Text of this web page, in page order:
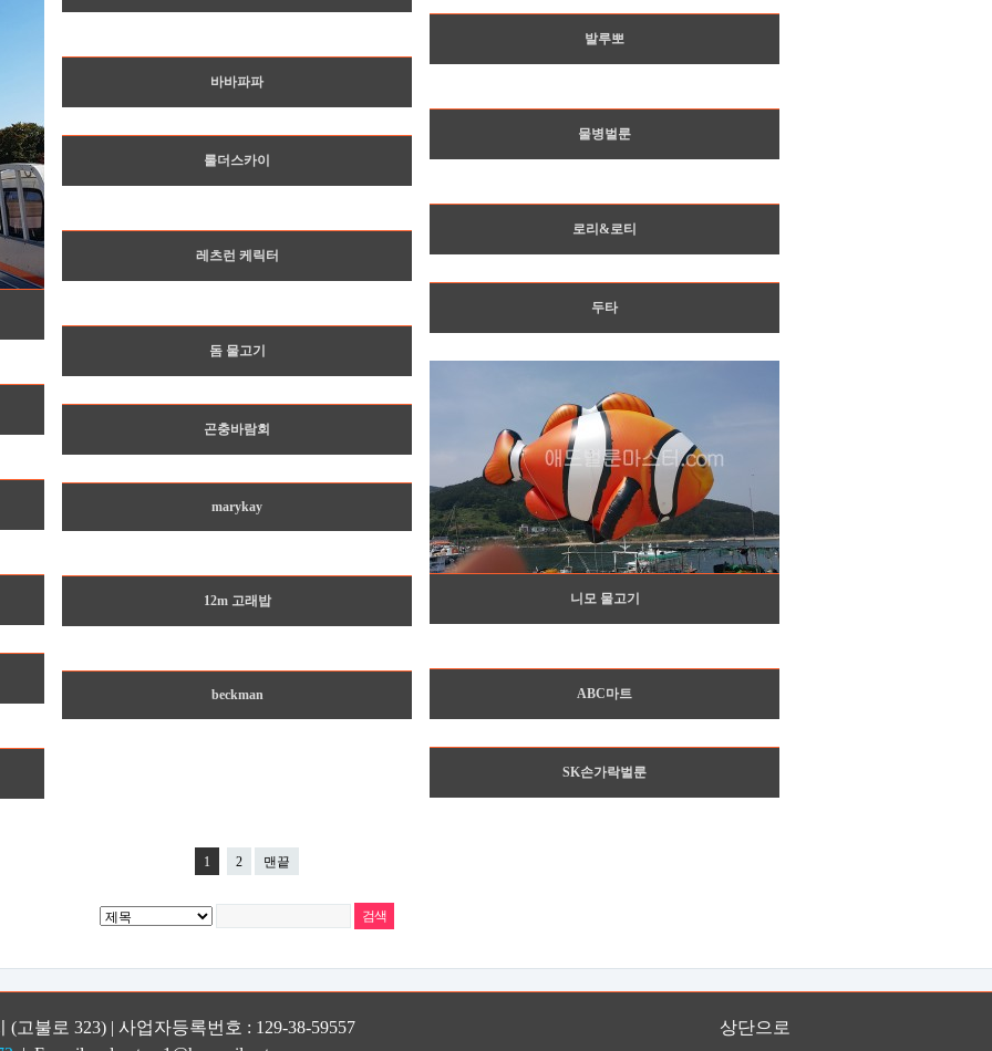
발루뽀
바바파파
물병벌룬
룰더스카이
로리&로티
레츠런 케릭터
두타
돔 물고기
니모 물고기
곤충바람회
marykay
12m 고래밥
ABC마트
beckman
SK손가락벌룬
1 2 맨끝
고불로 323) | 사업자등록번호 : 129-38-59557
상단으로